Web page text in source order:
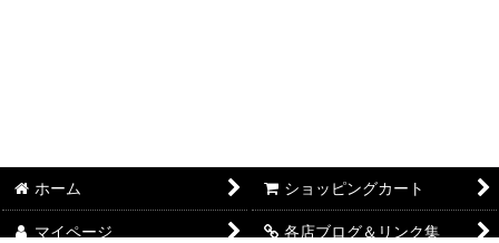
ホーム ショッピングカート
マイページ 各店ブログ＆リンク集